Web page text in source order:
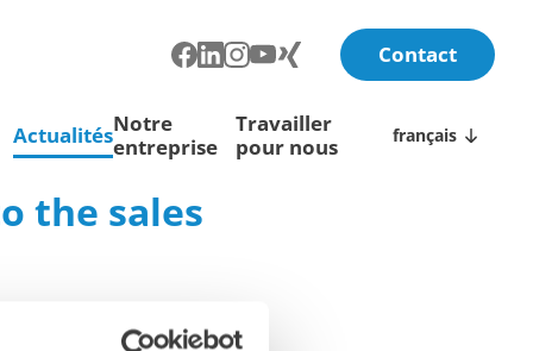
Contact
ActualitésNotre
entreprise
Travailler
pour nous
français
the sales